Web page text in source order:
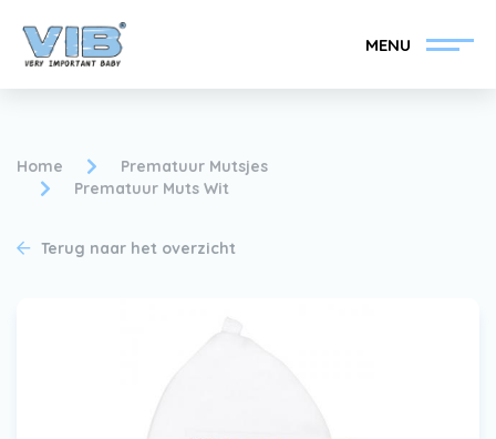
MENU
VIB®-Dealer worden
Home
Prematuur Mutsjes
Prematuur Muts Wit
Terug naar het overzicht